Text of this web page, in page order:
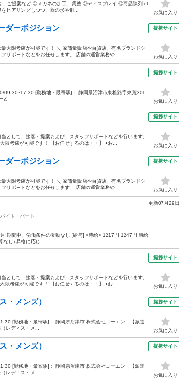
ご提案など ◎メガネの加工、調整 ◎ディスプレイ ◎商品陳列 et
ヒアリングしつつ、顔の形や肌...
お気に入り
ダーポジション
大限考慮が可能です！ ＼ 家電量販店や百貨店、有名ブランドシ
サポートなどをお任せします。 店舗の運営業務や...
提携サイト
お気に入り
09:30~17:30 [勤務地・最寄駅]： 静岡県沼津市東椎路字東荒301
...
提携サイト
お気に入り
として、接客・提案および、スタッフサポートなどを行います。
限考慮が可能です！ 【お任せするのは・・】 ●お...
提携サイト
お気に入り
ダーポジション
大限考慮が可能です！ ＼ 家電量販店や百貨店、有名ブランドシ
サポートなどをお任せします。 店舗の運営業務や...
提携サイト
お気に入り
イト・パート
:期間中、労働条件の変動なし [給与] <時給> 1217円 1247円 時給
し) 昇格に応じ...
更新07月29日
として、接客・提案および、スタッフサポートなどを行います。
限考慮が可能です！ 【お任せするのは・・】 ●お...
提携サイト
お気に入り
・メンズ）
[勤務地・最寄駅]： 静岡県沼津市 株式会社コーエン 【派遣
レディス・メ...
提携サイト
お気に入り
・メンズ）
[勤務地・最寄駅]： 静岡県沼津市 株式会社コーエン 【派遣
レディス・メ...
提携サイト
お気に入り